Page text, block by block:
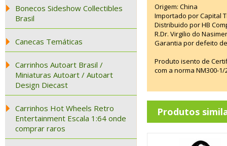
Bonecos Sideshow Collectibles
Brasil
Canecas Temáticas
Carrinhos Autoart Brasil /
Miniaturas Autoart / Autoart
Design Diecast
Carrinhos Hot Wheels Retro
Entertainment Escala 1:64 onde
comprar raros
Origem: China
Importado por Capital
Distribuido por HB
R.Dr. Virgilio do
Garantia por defeito
Produto isento de
com a norma NM300-
Produtos